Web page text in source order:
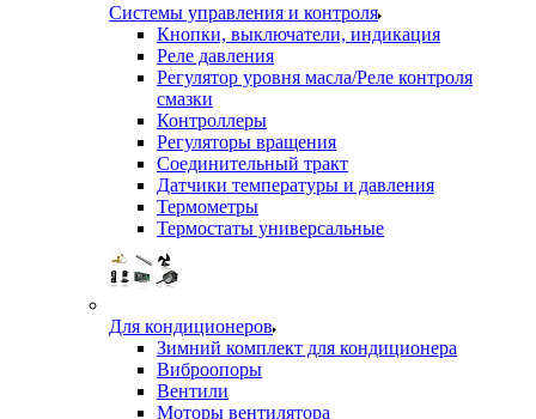
Системы управления и контроля
Кнопки, выключатели, индикация
Реле давления
Регулятор уровня масла/Реле контроля
смазки
Контроллеры
Регуляторы вращения
Соединительный тракт
Датчики температуры и давления
Термометры
Термостаты универсальные
Для кондиционеров
Зимний комплект для кондиционера
Виброопоры
Вентили
Моторы вентилятора